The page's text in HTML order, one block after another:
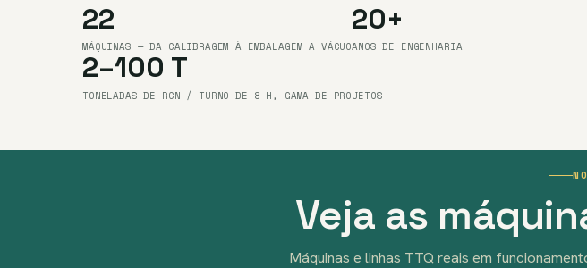
22
MÁQUINAS — DA CALIBRAGEM À EMBALAGEM A VÁCUO
20+
ANOS DE ENGENHARIA
2–100 T
TONELADAS DE RCN / TURNO DE 8 H, GAMA DE PROJETOS
Veja as
Máquinas e linhas TTQ reais em